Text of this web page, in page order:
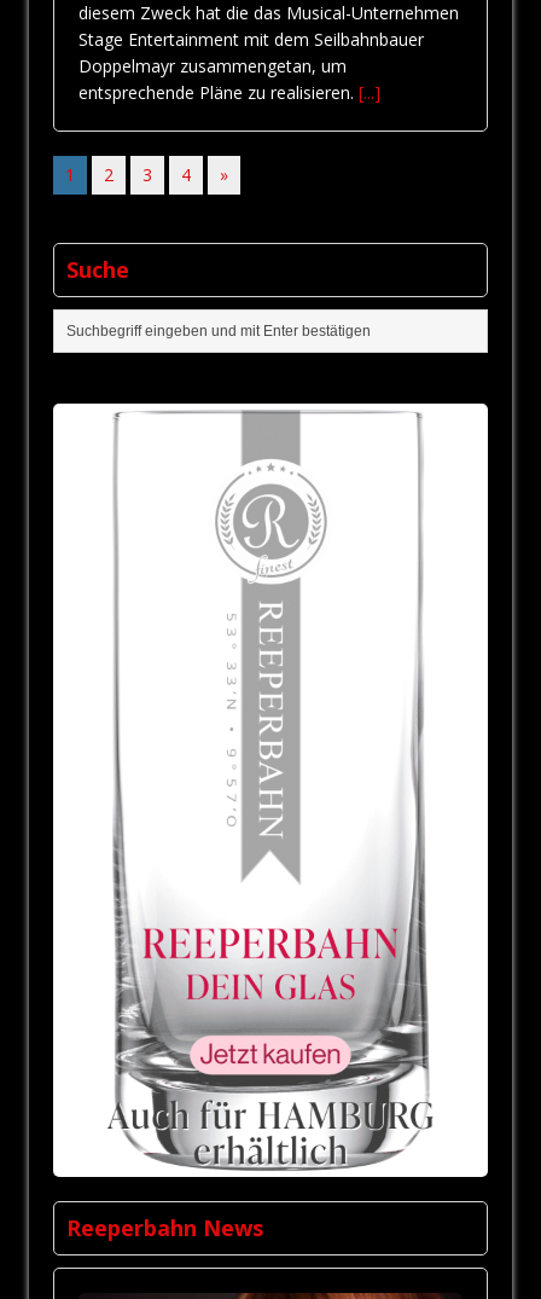
diesem Zweck hat die das Musical-Unternehmen
Stage Entertainment mit dem Seilbahnbauer
Doppelmayr zusammengetan, um
entsprechende Pläne zu realisieren. [...]
1 2 3 4 »
Suche
Reeperbahn News